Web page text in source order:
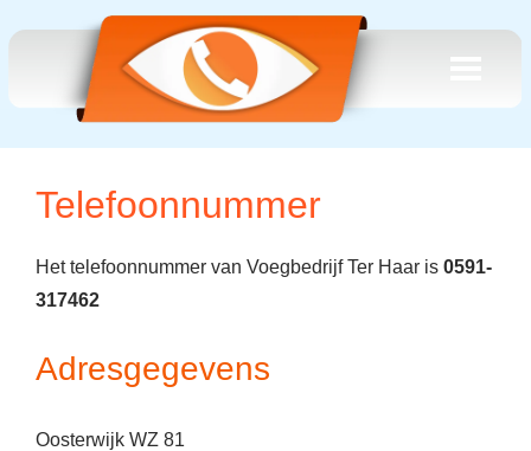
Telefoonnummer
Het telefoonnummer van Voegbedrijf Ter Haar is 0591-
317462
Adresgegevens
Oosterwijk WZ 81